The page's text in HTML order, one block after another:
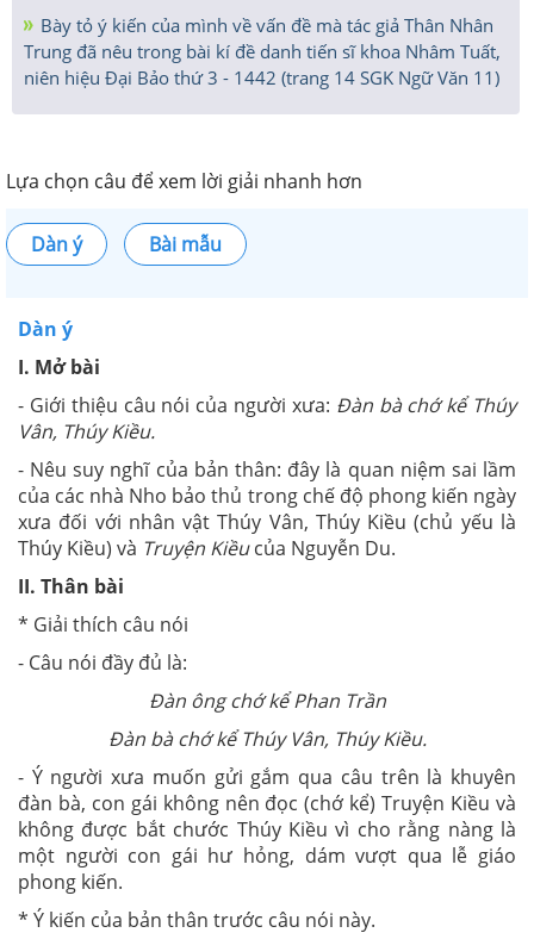
Bày tỏ ý kiến của mình về vấn đề mà tác giả Thân Nhân
Trung đã nêu trong bài kí đề danh tiến sĩ khoa Nhâm Tuất,
niên hiệu Đại Bảo thứ 3 - 1442 (trang 14 SGK Ngữ Văn 11)
Lựa chọn câu để xem lời giải nhanh hơn
Dàn ý Bài mẫu
Dàn ý
I. Mở bài
- Giới thiệu câu nói của người xưa: Đàn bà chớ kể Thúy
Vân, Thúy Kiều.
- Nêu suy nghĩ của bản thân: đây là quan niệm sai lầm
của các nhà Nho bảo thủ trong chế độ phong kiến ngày
xưa đối với nhân vật Thúy Vân, Thúy Kiều (chủ yếu là
Thúy Kiều) và Truyện Kiềucủa Nguyễn Du.
II. Thân bài
* Giải thích câu nói
- Câu nói đầy đủ là:
Đàn ông chớ kể Phan Trần
Đàn bà chớ kể Thúy Vân, Thúy Kiều.
- Ý người xưa muốn gửi gắm qua câu trên là khuyên
đàn bà, con gái không nên đọc (chớ kể) Truyện Kiều và
không được bắt chước Thúy Kiều vì cho rằng nàng là
một người con gái hư hỏng, dám vượt qua lễ giáo
phong kiến.
* Ý kiến của bản thân trước câu nói này.